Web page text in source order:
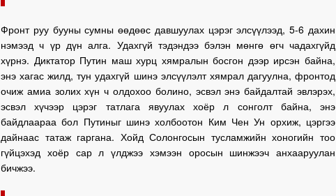
Фронт руу бууны сумны өөдөөс давшуулах цэрэг элсүүлээд, 5-6 дахин
нэмээд ч үр дүн алга. Удахгүй тэдэндээ бэлэн мөнгө өгч чадахгүйд
хүрнэ. Диктатор Путин маш хурц хямралын босгон дээр ирсэн байна,
энэ хагас жилд, тун удахгүй шинэ элсүүлэлт хямрал дагуулна, фронтод
очиж амиа золих хүн ч олдохоо болино, эсвэл энэ байдалтай эвлэрэх,
эсвэл хүчээр цэрэг татлага явуулах хоёр л сонголт байна, энэ
байдлаараа бол Путиныг шинэ холбоотон Ким Чен Ун орхиж, цэргээ
дайнаас татаж гаргана. Хойд Солонгосын тусламжийн хоногийн тоо
гүйцэхэд хоёр сар л үлджээ хэмээн оросын шинжээч анхааруулан
бичжээ.